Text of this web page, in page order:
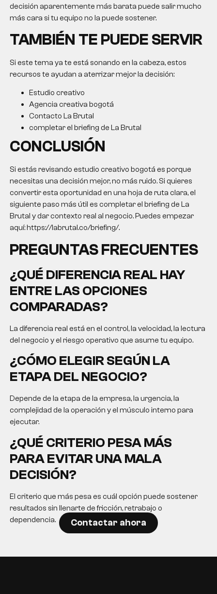
decisión aparentemente más barata puede salir mucho
más cara si tu equipo no la puede sostener.
TAMBIÉN TE PUEDE SERVIR
Si este tema ya te está sonando en la cabeza, estos
recursos te ayudan a aterrizar mejor la decisión:
Estudio creativo
Agencia creativa bogotá
Contacto La Brutal
completar el briefing de La Brutal
CONCLUSIÓN
Si estás revisando estudio creativo bogotá es porque
necesitas una decisión mejor, no más ruido. Si quieres
convertir esta oportunidad en una hoja de ruta clara, el
siguiente paso más útil es completar el briefing de La
Brutal y dar contexto real al negocio. Puedes empezar
aquí: https://labrutal.co/briefing/.
PREGUNTAS FRECUENTES
¿QUÉ DIFERENCIA REAL HAY
ENTRE LAS OPCIONES
COMPARADAS?
La diferencia real está en el control, la velocidad, la lectura
del negocio y el riesgo operativo que asume tu equipo.
¿CÓMO ELEGIR SEGÚN LA
ETAPA DEL NEGOCIO?
Depende de la etapa de la empresa, la urgencia, la
complejidad de la operación y el músculo interno para
ejecutar.
¿QUÉ CRITERIO PESA MÁS
PARA EVITAR UNA MALA
DECISIÓN?
El criterio que más pesa es cuál opción puede sostener
resultados sin llenarte de fricción, retrabajo o
dependencia.
Contactar ahora